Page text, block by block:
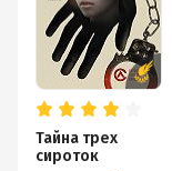
Тайна трех
сироток